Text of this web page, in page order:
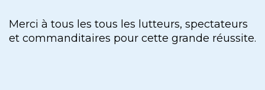
Merci à tous les tous les lutteurs, spectateurs
et commanditaires pour cette grande réussite.